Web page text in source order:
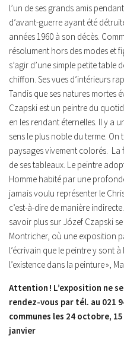
l’un de ses grands amis
d’avant-guerre ayant été
années 1960 à son décès.
résolument hors des modes et
s’agir d’une simple petite table
chiffon. Ses vues d’intérieurs
Tandis que ses natures mortes
Czapski est un peintre du
en les rendant éternelles. Il y a
sens le plus noble du terme.
paysages vivement colorés.
de ses tableaux. Le peintre
Homme habité par une
jamais voulu représenter le
c’est-à-dire de manière
savoir plus sur Józef Czapski
Montricher, où une exposition
l’écrivain que le peintre y sont
l’existence dans la peinture »,
Attention ! L’exposition ne
rendez-vous par tél. au 021
communes les 24 octobre,
janvier